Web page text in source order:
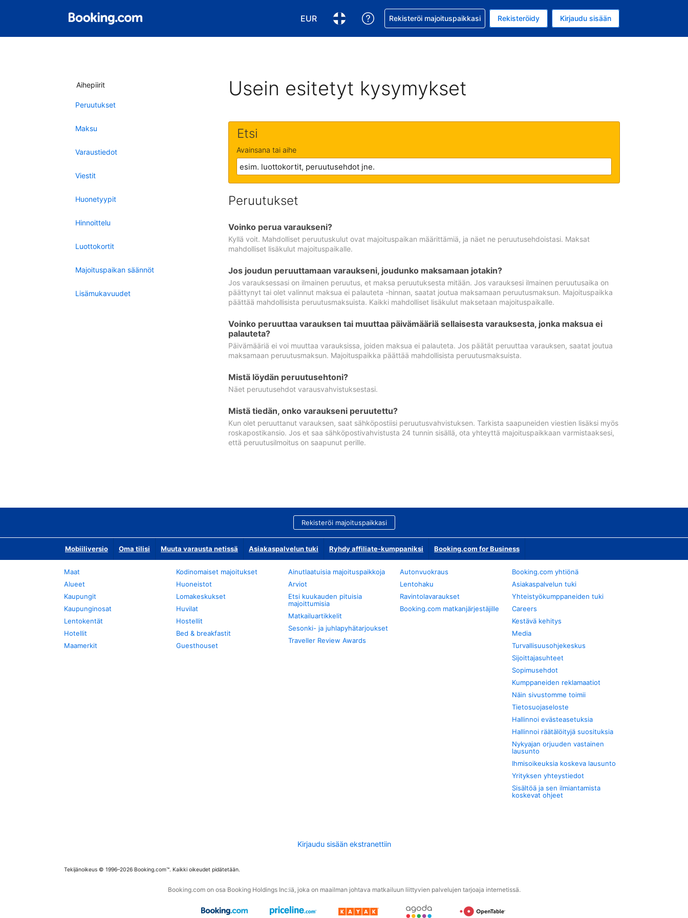
EUR
Valitse valuutta. Tämänhetkinen valuutta on EUR
Valitse kieli. Tämänhetkinen kieli on Suomi
Pyydä apua varauksesi kanssa
Rekisteröi majoituspaikkasi Rekisteröidy Kirjaudu sisään
Aihepiirit
Peruutukset
Maksu
Varaustiedot
Viestit
Huonetyypit
Hinnoittelu
Luottokortit
Majoituspaikan säännöt
Lisämukavuudet
Usein esitetyt kysymykset
Etsi
Avainsana tai aihe
Peruutukset
Voinko perua varaukseni?
Kyllä voit. Mahdolliset peruutuskulut ovat majoituspaikan määrittämiä, ja näet ne peruutusehdoistasi. Maksat
mahdolliset lisäkulut majoituspaikalle.
Jos joudun peruuttamaan varaukseni, joudunko maksamaan jotakin?
Jos varauksessasi on ilmainen peruutus, et maksa peruutuksesta mitään. Jos varauksesi ilmainen peruutusaika on
päättynyt tai olet valinnut maksua ei palauteta -hinnan, saatat joutua maksamaan peruutusmaksun. Majoituspaikka
päättää mahdollisista peruutusmaksuista. Kaikki mahdolliset lisäkulut maksetaan majoituspaikalle.
Voinko peruuttaa varauksen tai muuttaa päivämääriä sellaisesta varauksesta, jonka maksua ei
palauteta?
Päivämääriä ei voi muuttaa varauksissa, joiden maksua ei palauteta. Jos päätät peruuttaa varauksen, saatat joutua
maksamaan peruutusmaksun. Majoituspaikka päättää mahdollisista peruutusmaksuista.
Mistä löydän peruutusehtoni?
Näet peruutusehdot varausvahvistuksestasi.
Mistä tiedän, onko varaukseni peruutettu?
Kun olet peruuttanut varauksen, saat sähköpostiisi peruutusvahvistuksen. Tarkista saapuneiden viestien lisäksi myös
roskapostikansio. Jos et saa sähköpostivahvistusta 24 tunnin sisällä, ota yhteyttä majoituspaikkaan varmistaaksesi,
että peruutusilmoitus on saapunut perille.
Rekisteröi majoituspaikkasi
Mobiiliversio Oma tilisi Muuta varausta netissä Asiakaspalvelun tuki Ryhdy affiliate-kumppaniksi Booking.com for Business
Maat
Alueet
Kaupungit
Kaupunginosat
Lentokentät
Hotellit
Maamerkit
Kodinomaiset majoitukset
Huoneistot
Lomakeskukset
Huvilat
Hostellit
Bed & breakfastit
Guesthouset
Ainutlaatuisia majoituspaikkoja
Arviot
Etsi kuukauden pituisia
majoittumisia
Matkailuartikkelit
Sesonki- ja juhlapyhätarjoukset
Traveller Review Awards
Autonvuokraus
Lentohaku
Ravintolavaraukset
Booking.com matkanjärjestäjille
Booking.com yhtiönä
Asiakaspalvelun tuki
Yhteistyökumppaneiden tuki
Careers
Kestävä kehitys
Media
Turvallisuusohjekeskus
Sijoittajasuhteet
Sopimusehdot
Kumppaneiden reklamaatiot
Näin sivustomme toimii
Tietosuojaseloste
Hallinnoi evästeasetuksia
Hallinnoi räätälöityjä suosituksia
Nykyajan orjuuden vastainen
lausunto
Ihmisoikeuksia koskeva lausunto
Yrityksen yhteystiedot
Sisältöä ja sen ilmiantamista
koskevat ohjeet
Kirjaudu sisään ekstranettiin
Tekijänoikeus © 1996–2026 Booking.com™. Kaikki oikeudet pidätetään.
Booking.com on osa Booking Holdings Inc:iä, joka on maailman johtava matkailuun liittyvien palvelujen tarjoaja internetissä.